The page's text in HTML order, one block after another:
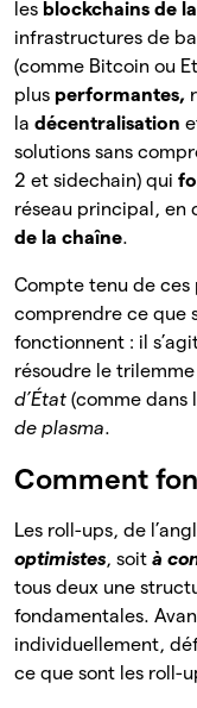
les blockchains de
infrastructures de
(comme Bitcoin ou
plus performantes,
la décentralisation
solutions sans
2 et sidechain) qui
réseau principal, en
de la chaîne.
Compte tenu de ces
comprendre ce que
fonctionnent : il
résoudre le
d’État (comme dans
de plasma.
Comment
Les roll-ups, de
optimistes, soit à
tous deux une
fondamentales.
individuellement,
ce que sont les roll-